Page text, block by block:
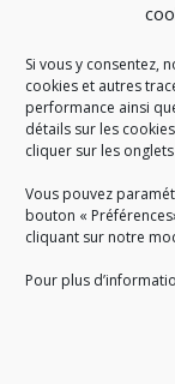
Si vous y consentez,
cookies et autres
performance ainsi
détails sur les
cliquer sur les
Vous pouvez
bouton «
cliquant sur notre
Pour plus
A SAVOIR
Créé en 1978, le
des missions de
territoire.